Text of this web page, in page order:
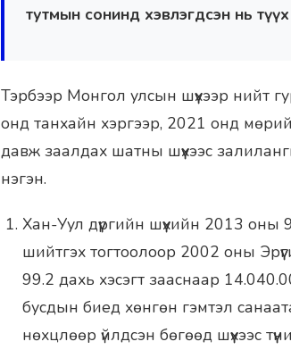
тутмын сонинд хэвлэгдсэн нь
Тэрбээр Монгол улсын шүүхээр нийт
онд танхайн хэргээр, 2021 онд
давж заалдах шатны шүүхээс
нэгэн.
Хан-Уул дүүргийн шүүхийн 2013
шийтгэх тогтоолоор 2002 оны
99.2 дахь хэсэгт зааснаар
бусдын биед хөнгөн гэмтэл
нөхцлөөр үйлдсэн бөгөөд шүүхээс